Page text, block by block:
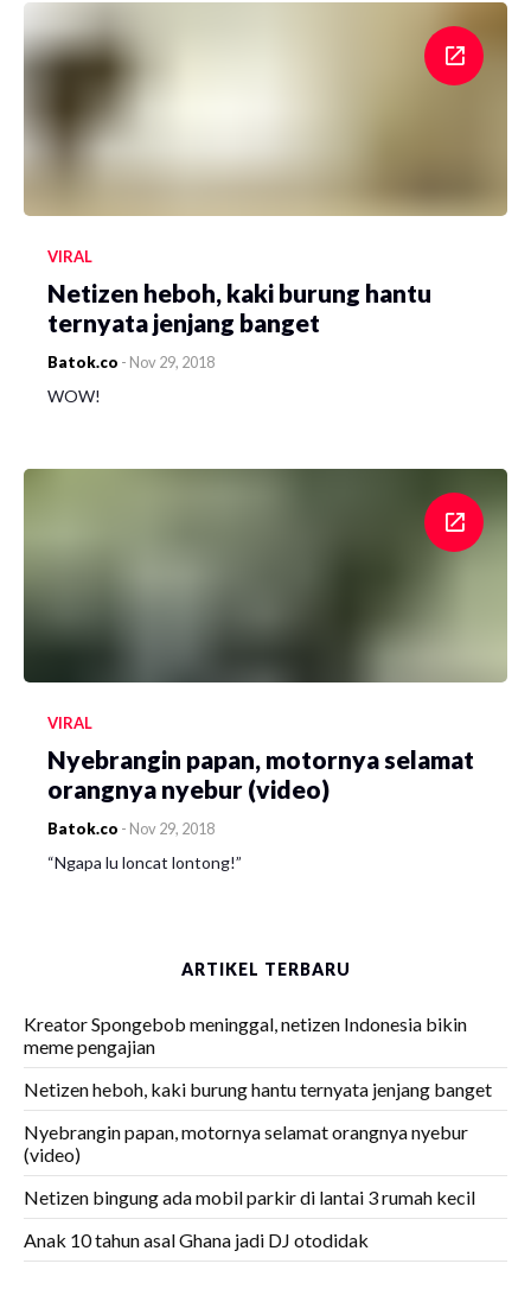
VIRAL
Netizen heboh, kaki burung hantu
ternyata jenjang banget
Batok.co - Nov 29, 2018
WOW!
VIRAL
Nyebrangin papan, motornya selamat
orangnya nyebur (video)
Batok.co - Nov 29, 2018
“Ngapa lu loncat lontong!”
ARTIKEL TERBARU
Kreator Spongebob meninggal, netizen Indonesia bikin
meme pengajian
Netizen heboh, kaki burung hantu ternyata jenjang banget
Nyebrangin papan, motornya selamat orangnya nyebur
(video)
Netizen bingung ada mobil parkir di lantai 3 rumah kecil
Anak 10 tahun asal Ghana jadi DJ otodidak